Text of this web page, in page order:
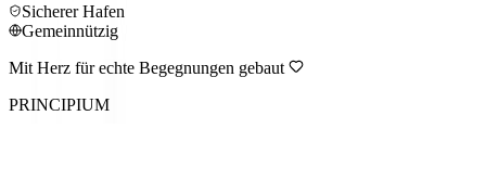
Sicherer Hafen
Gemeinnützig
Mit Herz für echte Begegnungen gebaut
PRINCIPIUM